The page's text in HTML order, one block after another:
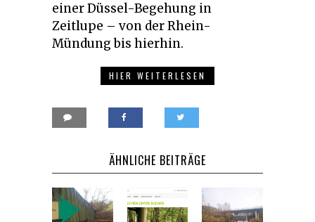
einer Düssel-Begehung in
Zeitlupe – von der Rhein-
Mündung bis hierhin.
HIER WEITERLESEN
ÄHNLICHE BEITRÄGE